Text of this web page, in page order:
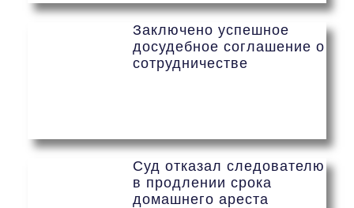
Заключено успешное
досудебное соглашение о
сотрудничестве
Суд отказал следователю
в продлении срока
домашнего ареста